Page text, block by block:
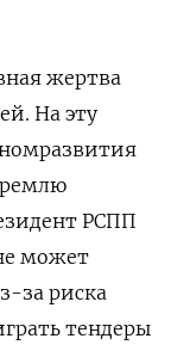
жертва
На эту
РСПП
может
за риска
тендеры